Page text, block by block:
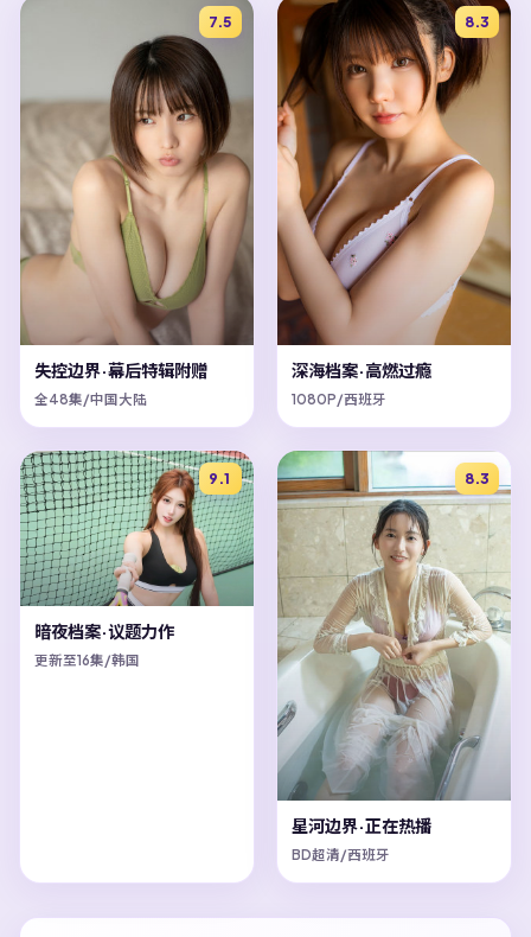
7.5
失控边界·幕后特辑附赠
全48集/中国大陆
8.3
深海档案·高燃过瘾
1080P/西班牙
9.1
暗夜档案·议题力作
更新至16集/韩国
8.3
星河边界·正在热播
BD超清/西班牙